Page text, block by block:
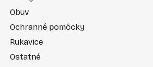
Obuv
Ochranné pomôcky
Rukavice
Ostatné